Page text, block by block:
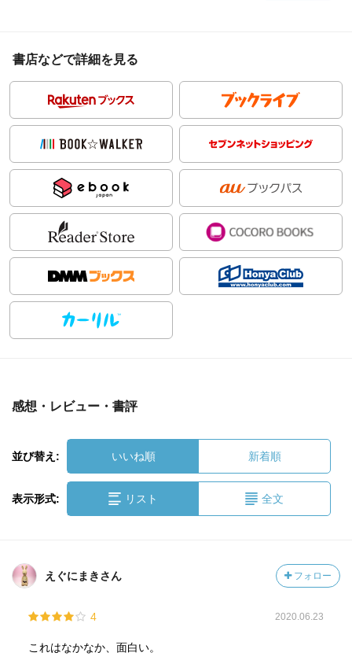
書店などで詳細を見る
感想・レビュー・書評
並び替え: いいね順 新着順
表示形式: リスト 全文
えぐにまきさん フォロー
4 2020.06.23
これはなかなか、面白い。